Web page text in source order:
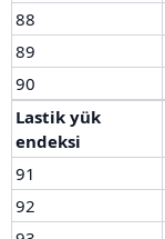
88
89
90
Lastik yük
endeksi
91
92